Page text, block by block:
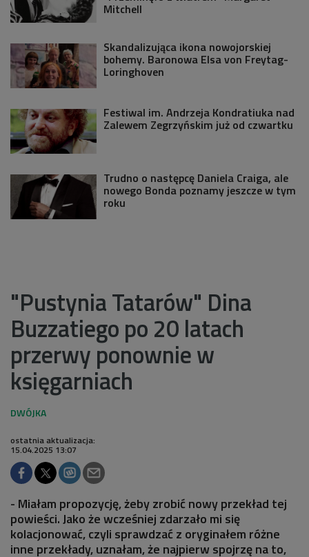
Mitchell
Skandalizująca ikona nowojorskiej
bohemy. Baronowa Elsa von Freytag-
Loringhoven
Festiwal im. Andrzeja Kondratiuka nad
Zalewem Zegrzyńskim już od czwartku
Trudno o następcę Daniela Craiga, ale
nowego Bonda poznamy jeszcze w tym
roku
"Pustynia Tatarów" Dina
Buzzatiego po 20 latach
przerwy ponownie w
księgarniach
ostatnia aktualizacja:
15.04.2025 13:07
- Miałam propozycję, żeby zrobić nowy przekład tej
powieści. Jako że wcześniej zdarzało mi się
kolacjonować, czyli sprawdzać z oryginałem różne
inne przekłady, uznałam, że najpierw spojrzę na to,